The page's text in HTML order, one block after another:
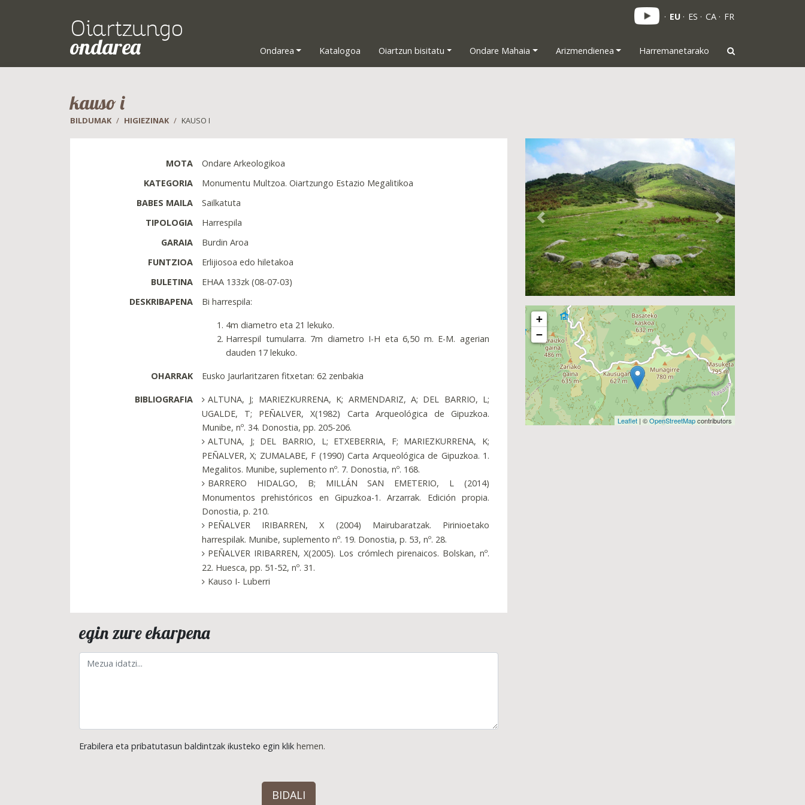
Oiartzungo
ondarea
EU ES CA FR
Ondarea Katalogoa Oiartzun bisitatu Ondare Mahaia Arizmendienea Harremanetarako
kauso i
BILDUMAK HIGIEZINAK KAUSO I
MOTA
Ondare Arkeologikoa
KATEGORIA
Monumentu Multzoa. Oiartzungo Estazio Megalitikoa
BABES MAILA
Sailkatuta
TIPOLOGIA
Harrespila
GARAIA
Burdin Aroa
FUNTZIOA
Erlijiosoa edo hiletakoa
BULETINA
EHAA 133zk (08-07-03)
DESKRIBAPENA
Bi harrespila:
4m diametro eta 21 lekuko.
Harrespil tumularra. 7m diametro I-H eta 6,50 m. E-M. agerian
dauden 17 lekuko.
OHARRAK Eusko Jaurlaritzaren fitxetan: 62 zenbakia
BIBLIOGRAFIA
ALTUNA, J; MARIEZKURRENA, K; ARMENDARIZ, A; DEL BARRIO, L;
UGALDE, T; PEÑALVER, X(1982) Carta Arqueológica de Gipuzkoa.
Munibe, nº. 34. Donostia, pp. 205-206.
ALTUNA, J; DEL BARRIO, L; ETXEBERRIA, F; MARIEZKURRENA, K;
PEÑALVER, X; ZUMALABE, F (1990) Carta Arqueológica de Gipuzkoa. 1.
Megalitos. Munibe, suplemento nº. 7. Donostia, nº. 168.
BARRERO HIDALGO, B; MILLÁN SAN EMETERIO, L (2014)
Monumentos prehistóricos en Gipuzkoa-1. Arzarrak. Edición propia.
Donostia, p. 210.
PEÑALVER IRIBARREN, X (2004) Mairubaratzak. Pirinioetako
harrespilak. Munibe, suplemento nº. 19. Donostia, p. 53, nº. 28.
PEÑALVER IRIBARREN, X(2005). Los crómlech pirenaicos. Bolskan, nº.
22. Huesca, pp. 51-52, nº. 31.
Kauso I- Luberri
egin zure ekarpena
Erabilera eta pribatutasun baldintzak ikusteko egin klik hemen.
BIDALI
Previous Next
+
−
Leaflet | ©OpenStreetMapcontributors